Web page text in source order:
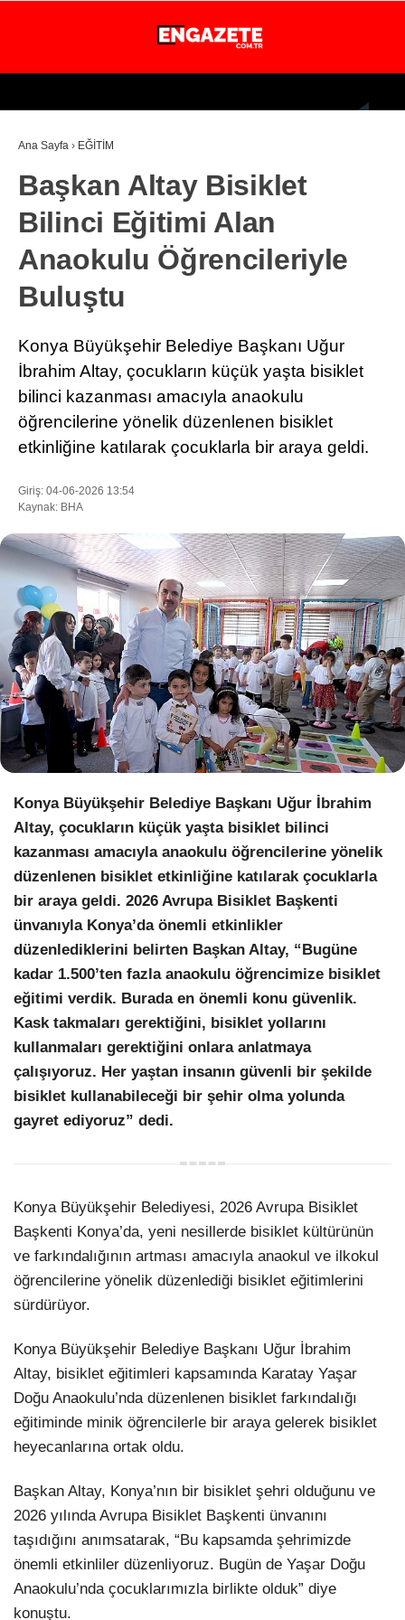
Facebook
Instagram
Youtube
Pinterest
Dribbble
LinkedIn
26.3
İSTANBUL
GÜNDEM
EKONOMİ
DÜNYA
MAGAZİN
SPOR
TEKNOLOJİ
EĞİTİM
Ana Sayfa › EĞİTİM
Başkan Altay Bisiklet
Bilinci Eğitimi Alan
Anaokulu Öğrencileriyle
Buluştu
Konya Büyükşehir Belediye Başkanı Uğur
İbrahim Altay, çocukların küçük yaşta bisiklet
bilinci kazanması amacıyla anaokulu
öğrencilerine yönelik düzenlenen bisiklet
etkinliğine katılarak çocuklarla bir araya geldi.
Giriş: 04-06-2026 13:54
Kaynak: BHA
Konya Büyükşehir Belediye Başkanı Uğur İbrahim
Altay, çocukların küçük yaşta bisiklet bilinci
kazanması amacıyla anaokulu öğrencilerine yönelik
düzenlenen bisiklet etkinliğine katılarak çocuklarla
bir araya geldi. 2026 Avrupa Bisiklet Başkenti
ünvanıyla Konya’da önemli etkinlikler
düzenlediklerini belirten Başkan Altay, “Bugüne
kadar 1.500’ten fazla anaokulu öğrencimize bisiklet
eğitimi verdik. Burada en önemli konu güvenlik.
Kask takmaları gerektiğini, bisiklet yollarını
kullanmaları gerektiğini onlara anlatmaya
çalışıyoruz. Her yaştan insanın güvenli bir şekilde
bisiklet kullanabileceği bir şehir olma yolunda
gayret ediyoruz” dedi.
Konya Büyükşehir Belediyesi, 2026 Avrupa Bisiklet
Başkenti Konya’da, yeni nesillerde bisiklet kültürünün
ve farkındalığının artması amacıyla anaokul ve ilkokul
öğrencilerine yönelik düzenlediği bisiklet eğitimlerini
sürdürüyor.
Konya Büyükşehir Belediye Başkanı Uğur İbrahim
Altay, bisiklet eğitimleri kapsamında Karatay Yaşar
Doğu Anaokulu’nda düzenlenen bisiklet farkındalığı
eğitiminde minik öğrencilerle bir araya gelerek bisiklet
heyecanlarına ortak oldu.
Başkan Altay, Konya’nın bir bisiklet şehri olduğunu ve
2026 yılında Avrupa Bisiklet Başkenti ünvanını
taşıdığını anımsatarak, “Bu kapsamda şehrimizde
önemli etkinliler düzenliyoruz. Bugün de Yaşar Doğu
Anaokulu’nda çocuklarımızla birlikte olduk” diye
konuştu.